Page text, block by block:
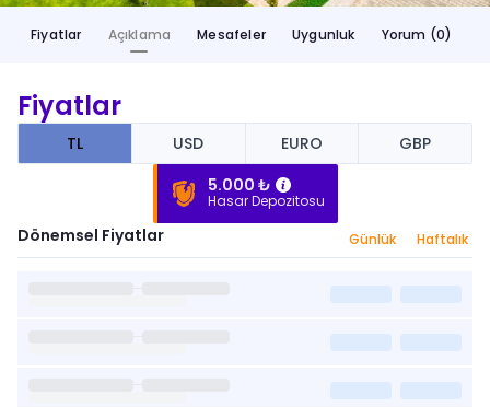
Fiyatlar Açıklama Mesafeler Uygunluk Yorum (0)
Fiyatlar
TL USD EURO
GBP
5.000 ₺
Hasar Depozitosu
Dönemsel Fiyatlar Günlük Haftalık